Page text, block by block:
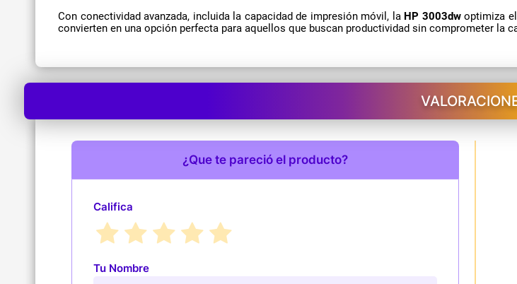
Con conectividad avanzada, incluida la capacidad de impresión móvil, la HP 3003dwoptimiza el
convierten en una opción perfecta para aquellos que buscan productividad sin comprometer la
¿Que te pareció el producto?
Califica
Tu Nombre